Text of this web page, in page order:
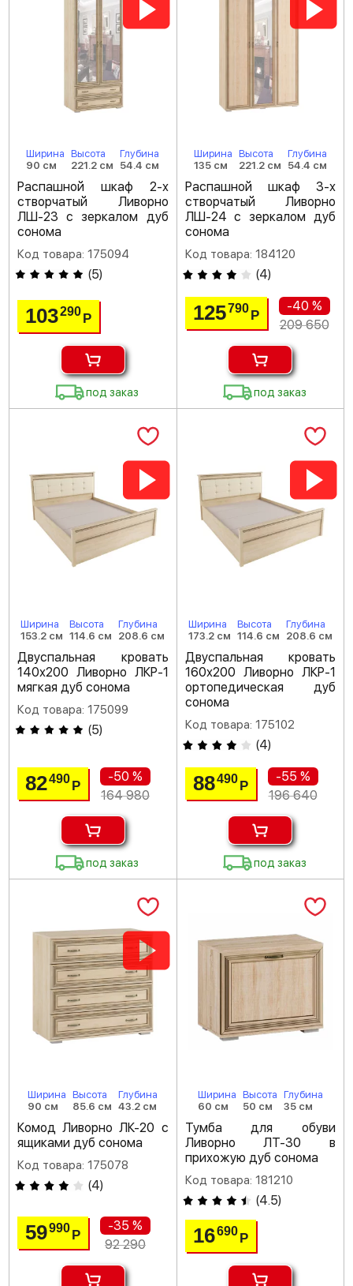
Ширина
90 см
Высота
221.2 см
Глубина
54.4 см
Распашной шкаф 2-х
створчатый Ливорно
ЛШ-23 с зеркалом дуб
сонома
Код товара: 175094
(5)
103290Р
под заказ
Ширина
135 см
Высота
221.2 см
Глубина
54.4 см
Распашной шкаф 3-х
створчатый Ливорно
ЛШ-24 с зеркалом дуб
сонома
Код товара: 184120
(4)
125790 Р
-40 %
209 650
под заказ
Ширина
153.2 см
Высота
114.6 см
Глубина
208.6 см
Двуспальная кровать
140х200 Ливорно ЛКР-1
мягкая дуб сонома
Код товара: 175099
(5)
82490Р
-50 %
164 980
под заказ
Ширина
173.2 см
Высота
114.6 см
Глубина
208.6 см
Двуспальная кровать
160х200 Ливорно ЛКР-1
ортопедическая дуб
сонома
Код товара: 175102
(4)
88490 Р
-55 %
196 640
под заказ
Ширина
90 см
Высота
85.6 см
Глубина
43.2 см
Комод Ливорно ЛК-20 с
ящиками дуб сонома
Код товара: 175078
(4)
59990Р
-35 %
92 290
Ширина
60 см
Высота
50 см
Глубина
35 см
Тумба для обуви
Ливорно ЛТ-30 в
прихожую дуб сонома
Код товара: 181210
(4.5)
16690 Р